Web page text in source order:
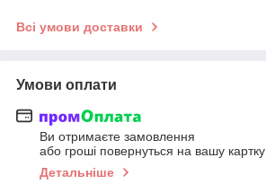
Всі умови доставки
Умови оплати
Ви отримаєте замовлення
або гроші повернуться на вашу картку
Детальніше